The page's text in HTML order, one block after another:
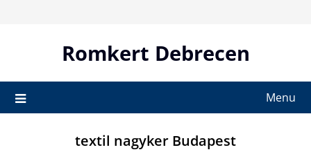
Romkert Debrecen
Menu
textil nagyker Budapest